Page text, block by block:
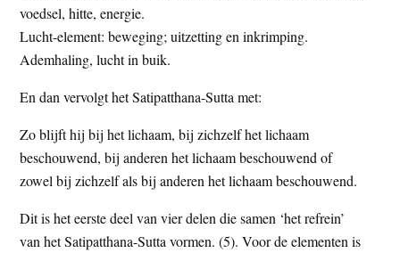
voedsel, hitte, energie.
Lucht-element: beweging; uitzetting en inkrimping.
Ademhaling, lucht in buik.
En dan vervolgt het Satipatthana-Sutta met:
Zo blijft hij bij het lichaam, bij zichzelf het lichaam
beschouwend, bij anderen het lichaam beschouwend of
zowel bij zichzelf als bij anderen het lichaam beschouwend.
Dit is het eerste deel van vier delen die samen ‘het refrein’
van het Satipatthana-Sutta vormen. (5). Voor de elementen is